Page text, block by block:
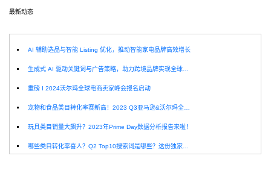
最新动态
AI 辅助选品与智能 Listing 优化，推动智能家电品牌高效增长
生成式 AI 驱动关键词与广告策略，助力跨境品牌实现全球增长突破
重磅 I 2024沃尔玛全球电商卖家峰会报名启动
宠物和食品类目转化率赛新高！2023 Q3亚马逊&沃尔玛全球电商CPC数据发布！
玩具类目销量大飙升？2023年Prime Day数据分析报告来啦！
哪些类目转化率喜人？Q2 Top10搜索词是哪些？这份独家报告来解答！